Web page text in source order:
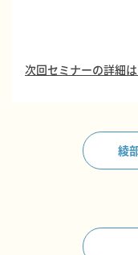
次回セミナーの詳細
綾